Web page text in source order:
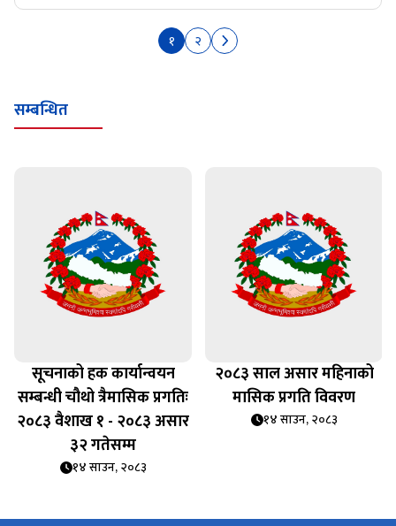
१ २
सम्बन्धित
सूचनाको हक कार्यान्वयन
सम्बन्धी चौथो त्रैमासिक प्रगतिः
२०८३ वैशाख १ - २०८३ असार
३२ गतेसम्म
१४ साउन, २०८३
२०८३ साल असार महिनाको
मासिक प्रगति विवरण
१४ साउन, २०८३